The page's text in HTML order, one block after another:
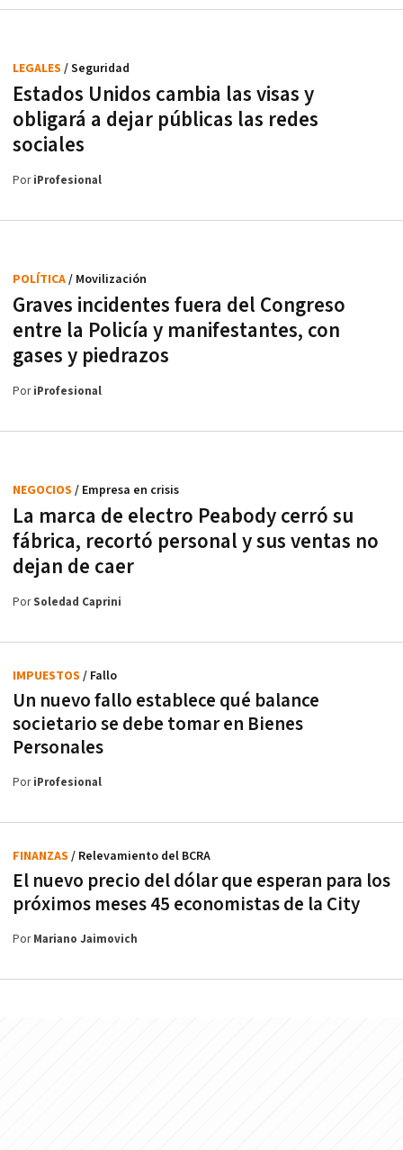
Estados Unidos cambia las visas y
obligará a dejar públicas las redes
sociales
LEGALES / Seguridad
PoriProfesional
Graves incidentes fuera del Congreso
entre la Policía y manifestantes, con
gases y piedrazos
POLÍTICA/ Movilización
PoriProfesional
La marca de electro Peabody cerró su
fábrica, recortó personal y sus ventas no
dejan de caer
NEGOCIOS / Empresa en crisis
PorSoledad Caprini
Un nuevo fallo establece qué balance
societario se debe tomar en Bienes
Personales
IMPUESTOS / Fallo
PoriProfesional
El nuevo precio del dólar que esperan para los
próximos meses 45 economistas de la City
FINANZAS / Relevamiento del BCRA
PorMariano Jaimovich